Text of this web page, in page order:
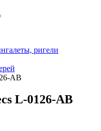
ригели
AB
L-0126-AB